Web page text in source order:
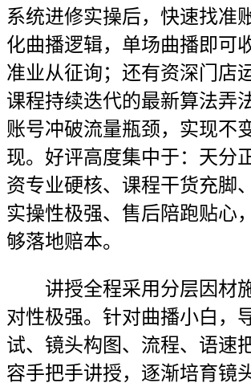
系统进修实操后，快速找准
化曲播逻辑，单场曲播即可
准业从征询；还有资深门店
课程持续迭代的最新算法弄
账号冲破流量瓶颈，实现不
现。好评高度集中于：天分
资专业硬核、课程干货充脚
实操性极强、售后陪跑贴心
够落地赔本。
讲授全程采用分层因材
对性极强。针对曲播小白，
试、镜头构图、流程、语速
容手把手讲授，逐渐培育镜